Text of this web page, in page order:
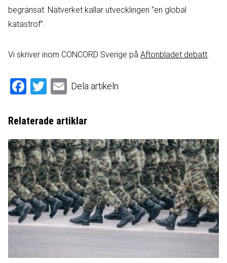
begränsat. Nätverket kallar utvecklingen ”en global
katastrof”.
Vi skriver inom CONCORD Sverige påAftonbladet debatt
Facebook
TwitterEmail
Dela artikeln
Relaterade artiklar